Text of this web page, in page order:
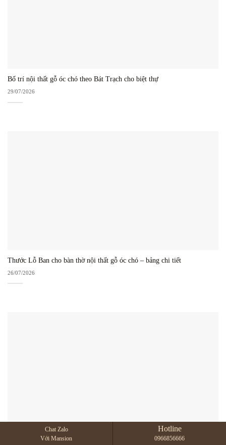
Bố trí nội thất gỗ óc chó theo Bát Trạch cho biệt thự
29/07/2026
Thước Lỗ Ban cho bàn thờ nội thất gỗ óc chó – bảng chi tiết
26/07/2026
Gỗ Óc Chó Hà Nội 2026 – Địa Chỉ Uy Tín Mua Nội Thất Cao Cấp Bắc
Chat Zalo
Với Mansion
Hotline
0966856666